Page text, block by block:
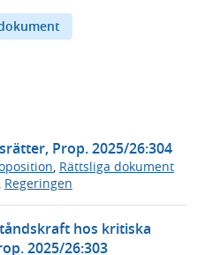
Prop. 2025/26:304
Rättsliga dokument
Regeringen
hos kritiska
2025/26:303